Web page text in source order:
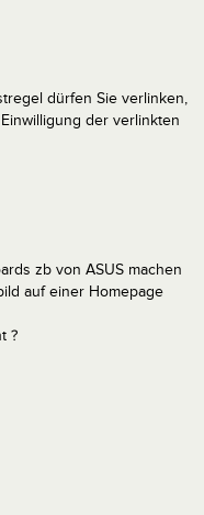
dürfen Sie verlinken,
der verlinkten
zb von ASUS machen
auf einer Homepage
?